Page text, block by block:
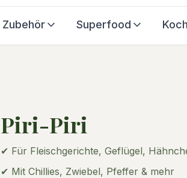
Zubehör Superfood
Piri-Piri
✔ Für Fleischgerichte, Geflügel,
✔ Mit Chillies, Zwiebel, Pfeffer & mehr